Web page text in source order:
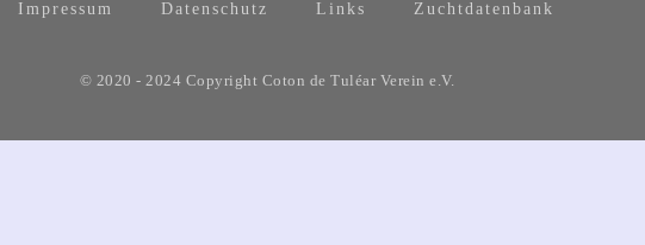
Impressum Datenschutz Links Zuchtdatenbank
© 2020 - 2024 Copyright Coton de Tuléar Verein e.V.